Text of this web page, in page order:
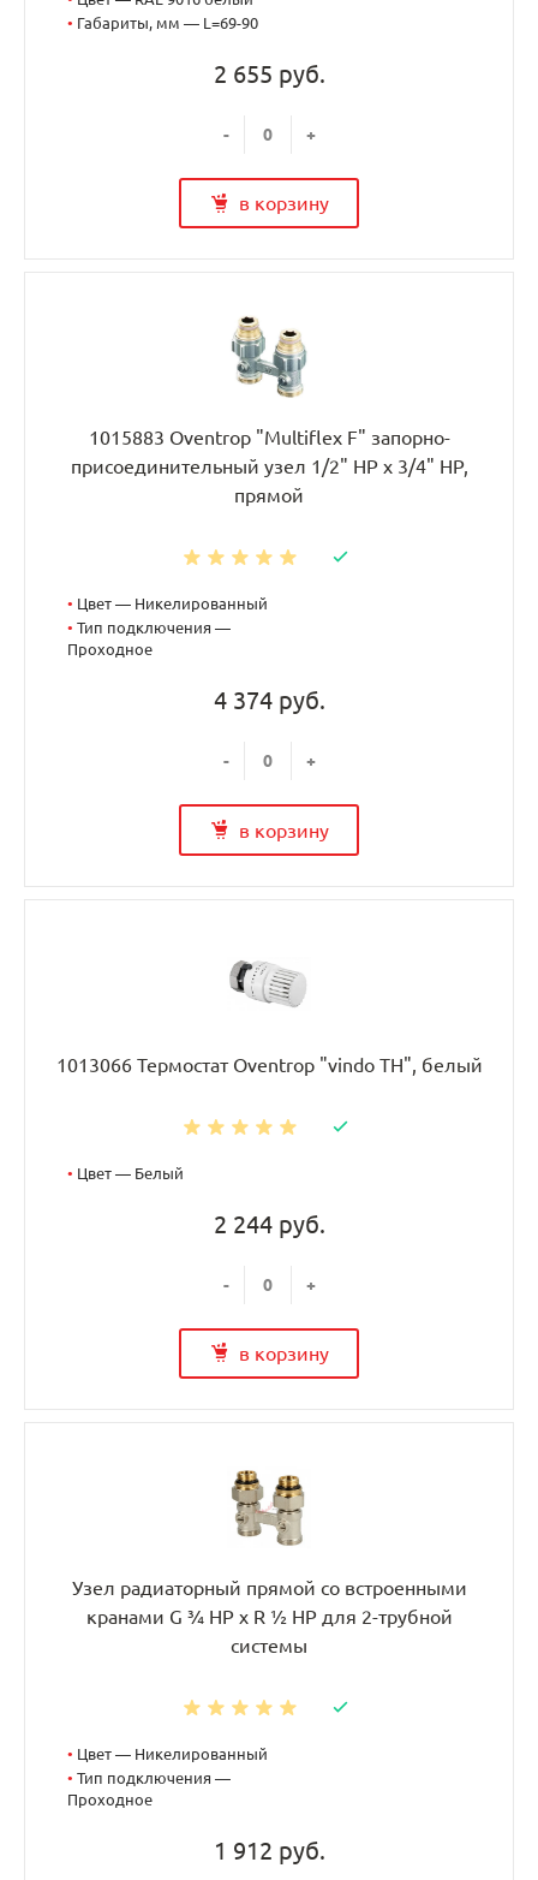
• Габариты, мм — L=69-90
2 655 руб.
- +
в корзину
1015883 Oventrop "Multiflex F" запорно-
присоединительный узел 1/2" НР x 3/4" НР,
прямой
• Цвет — Никелированный
• Тип подключения —
Проходное
4 374 руб.
- +
в корзину
1013066 Термостат Oventrop "vindo TH", белый
• Цвет — Белый
2 244 руб.
- +
в корзину
Узел радиаторный прямой со встроенными
кранами G ¾ НР x R ½ НР для 2-трубной
системы
• Цвет — Никелированный
• Тип подключения —
Проходное
1 912 руб.